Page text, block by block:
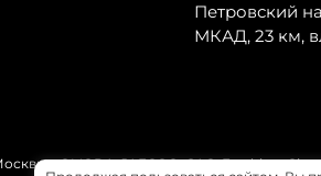
Петровский
МКАД, 23 км,
OMODA, JAECOO, GAC, Forthing,